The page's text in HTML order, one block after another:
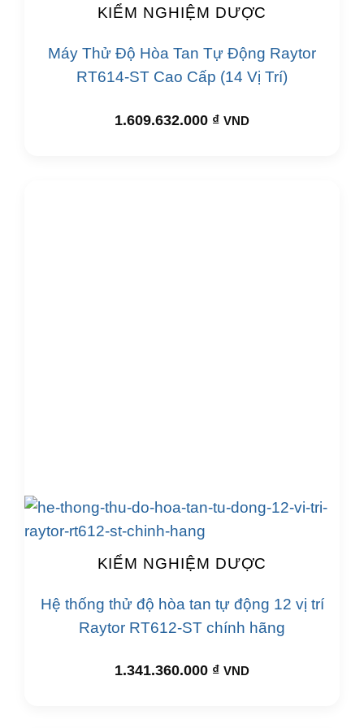
KIỂM NGHIỆM DƯỢC
Máy Thử Độ Hòa Tan Tự Động Raytor
RT614-ST Cao Cấp (14 Vị Trí)
1.609.632.000 ₫ VND
KIỂM NGHIỆM DƯỢC
Hệ thống thử độ hòa tan tự động 12 vị trí
Raytor RT612-ST chính hãng
1.341.360.000 ₫ VND